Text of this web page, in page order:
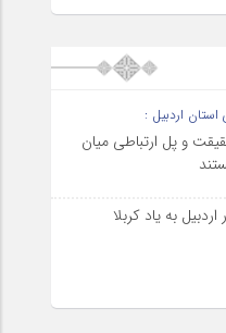
اردبیل :
و پل ارتباطی میان
به یاد کربلا